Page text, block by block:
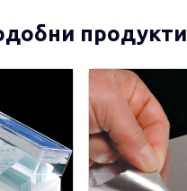
продукти